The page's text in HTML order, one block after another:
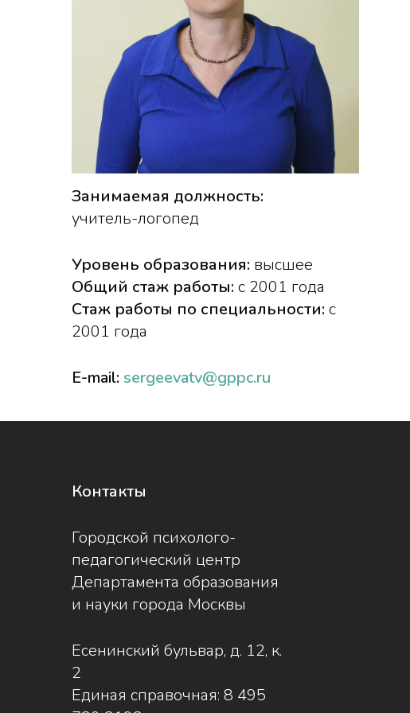
Занимаемая должность:
учитель-логопед
Уровень образования: высшее
Общий стаж работы: с 2001 года
Стаж работы по специальности: с
2001 года
E-mail: sergeevatv@gppc.ru
Контакты
Городской психолого-
педагогический центр
Департамента образования
и науки города Москвы
Есенинский бульвар, д. 12, к.
2
Единая справочная: 8 495